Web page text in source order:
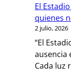
El
quienes
2 julio, 2026
“El
ausencia
Cada luz